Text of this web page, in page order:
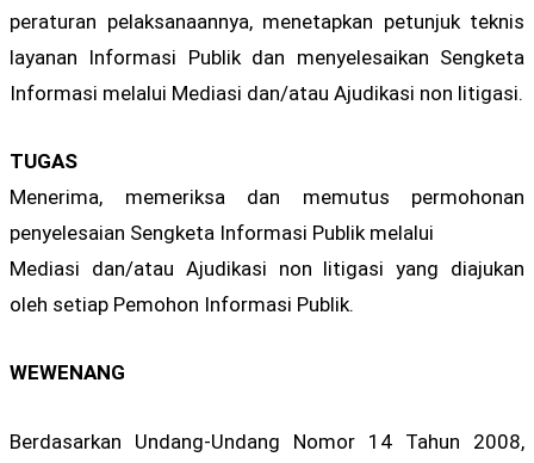
peraturan pelaksanaannya, menetapkan petunjuk teknis
layanan Informasi Publik dan menyelesaikan Sengketa
Informasi melalui Mediasi dan/atau Ajudikasi non litigasi.
TUGAS
Menerima, memeriksa dan memutus permohonan
penyelesaian Sengketa Informasi Publik melalui
Mediasi dan/atau Ajudikasi non litigasi yang diajukan
oleh setiap Pemohon Informasi Publik.
WEWENANG
Berdasarkan Undang-Undang Nomor 14 Tahun 2008,